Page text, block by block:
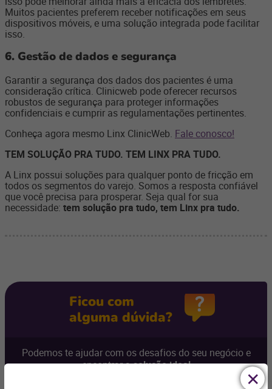
Muitos pacientes preferem receber notificações em seus
dispositivos móveis, e uma solução integrada pode facilitar
isso.
6. Gestão de dados e segurança
Garantir a segurança dos dados dos pacientes é uma
consideração crítica. Clinicweb pode oferecer recursos
robustos de segurança para proteger informações
confidenciais e cumprir as regulamentações pertinentes.
Conheça agora mesmo Linx ClinicWeb. Fale conosco!
TEM SOLUÇÃO PRA TUDO. TEM LINX PRA TUDO.
A Linx possui soluções para qualquer ponto de fricção em
todos os segmentos do varejo. Somos a resposta confiável
que você precisa para prosperar. Seja qual for sua
necessidade: tem solução pra tudo, tem Linx pra tudo.
Ficou com
alguma dúvida?
Podemos te ajudar com os desafios do seu negócio e
encontrar asolução ideal